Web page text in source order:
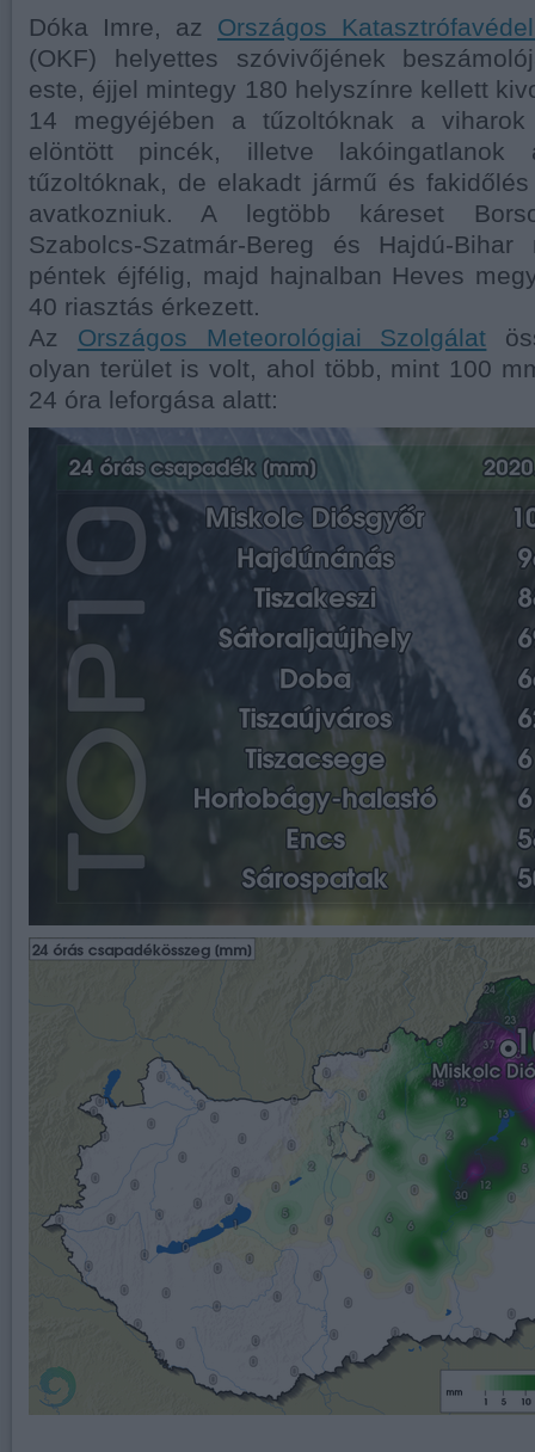
Dóka Imre, az Országos
(OKF) helyettes szóvivőjének
este, éjjel mintegy 180 helyszínre kellett
14 megyéjében a tűzoltóknak a
elöntött pincék, illetve
tűzoltóknak, de elakadt jármű és
avatkozniuk. A legtöbb káreset
Szabolcs-Szatmár-Bereg és Hajdú-Bihar
péntek éjfélig, majd hajnalban Heves
40 riasztás érkezett.
Az Országos Meteorológiai Szolgálat
olyan terület is volt, ahol több, mint 100
24 óra leforgása alatt: